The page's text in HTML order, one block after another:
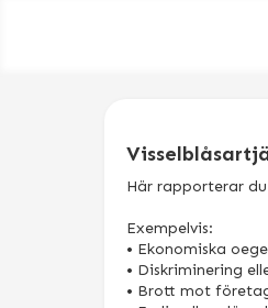
Här rapporterar
Exempelvis:
• Ekonomiska
• Diskriminering
• Brott mot